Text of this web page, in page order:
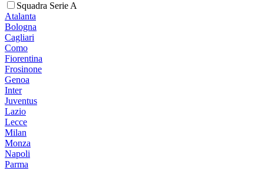
Squadra Serie A
Atalanta
Bologna
Cagliari
Como
Fiorentina
Frosinone
Genoa
Inter
Juventus
Lazio
Lecce
Milan
Monza
Napoli
Parma